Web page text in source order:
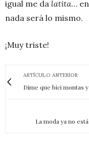
igual me da latita…
nada será lo mismo.
¡Muy triste!
ARTÍCULO ANTERIOR
Dime que bici montas
La moda ya no